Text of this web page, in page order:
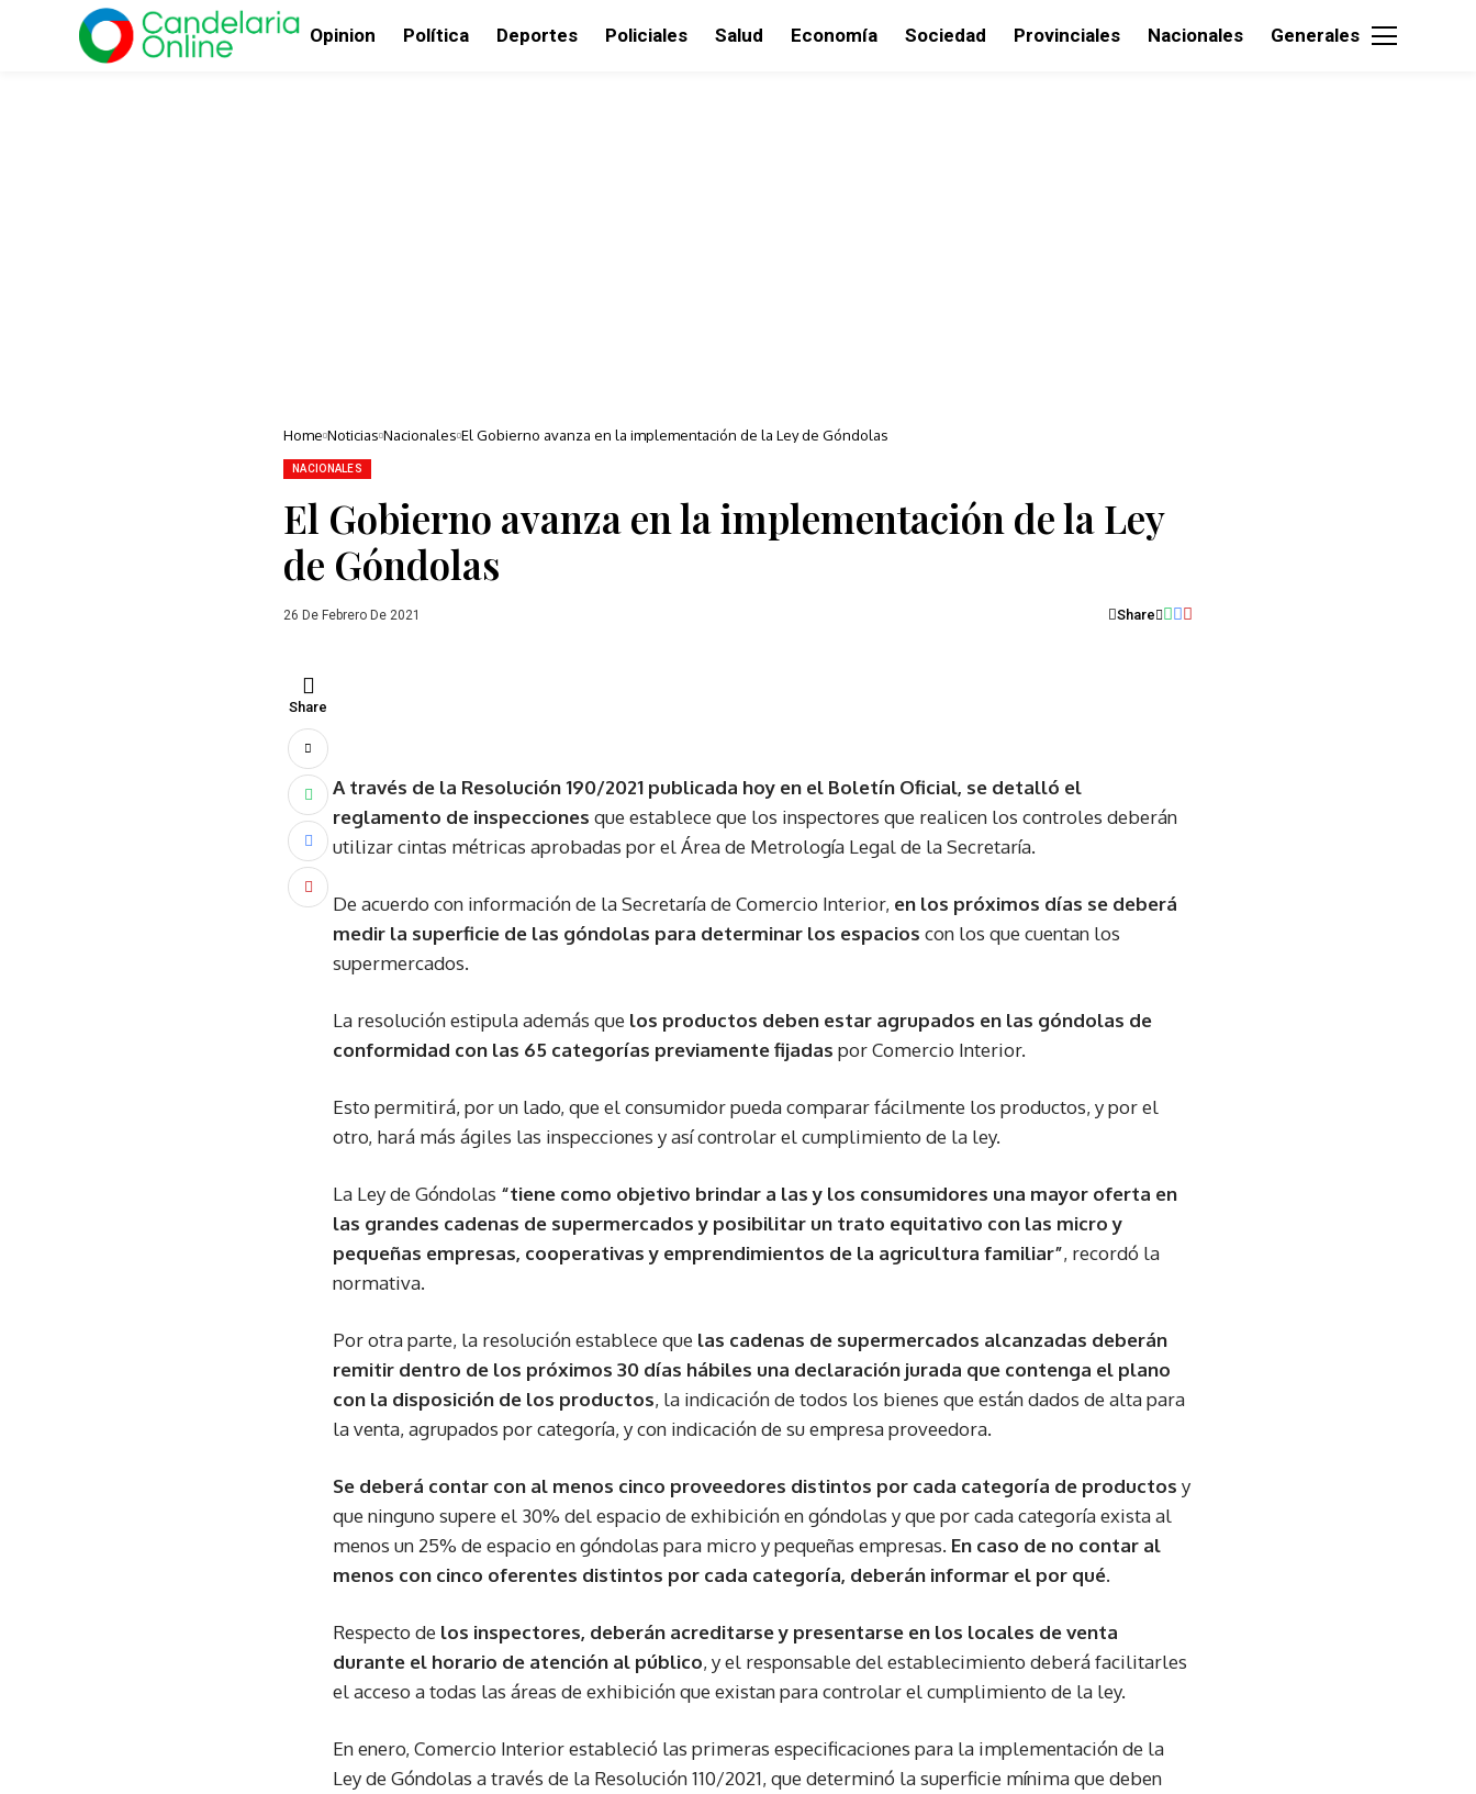
Opinion Política Deportes Policiales Salud Economía Sociedad Provinciales Nacionales Generales
Home Noticias Nacionales El Gobierno avanza en la implementación de la Ley de Góndolas
NACIONALES
El Gobierno avanza en la implementación de la Ley
de Góndolas
26 De Febrero De 2021 Share
Share
A través de la Resolución 190/2021 publicada hoy en el Boletín Oficial, se detalló el
reglamento de inspecciones que establece que los inspectores que realicen los controles deberán
utilizar cintas métricas aprobadas por el Área de Metrología Legal de la Secretaría.
De acuerdo con información de la Secretaría de Comercio Interior, en los próximos días se deberá
medir la superficie de las góndolas para determinar los espacios con los que cuentan los
supermercados.
La resolución estipula además que los productos deben estar agrupados en las góndolas de
conformidad con las 65 categorías previamente fijadas por Comercio Interior.
Esto permitirá, por un lado, que el consumidor pueda comparar fácilmente los productos, y por el
otro, hará más ágiles las inspecciones y así controlar el cumplimiento de la ley.
La Ley de Góndolas “tiene como objetivo brindar a las y los consumidores una mayor oferta en
las grandes cadenas de supermercados y posibilitar un trato equitativo con las micro y
pequeñas empresas, cooperativas y emprendimientos de la agricultura familiar”, recordó la
normativa.
Por otra parte, la resolución establece que las cadenas de supermercados alcanzadas deberán
remitir dentro de los próximos 30 días hábiles una declaración jurada que contenga el plano
con la disposición de los productos, la indicación de todos los bienes que están dados de alta para
la venta, agrupados por categoría, y con indicación de su empresa proveedora.
Se deberá contar con al menos cinco proveedores distintos por cada categoría de productos y
que ninguno supere el 30% del espacio de exhibición en góndolas y que por cada categoría exista al
menos un 25% de espacio en góndolas para micro y pequeñas empresas. En caso de no contar al
menos con cinco oferentes distintos por cada categoría, deberán informar el por qué.
Respecto de los inspectores, deberán acreditarse y presentarse en los locales de venta
durante el horario de atención al público, y el responsable del establecimiento deberá facilitarles
el acceso a todas las áreas de exhibición que existan para controlar el cumplimiento de la ley.
En enero, Comercio Interior estableció las primeras especificaciones para la implementación de la
Ley de Góndolas a través de la Resolución 110/2021, que determinó la superficie mínima que deben